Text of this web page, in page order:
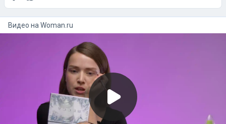
Видео на woman.ru